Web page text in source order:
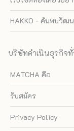
HAKKO - ค้นพบวัฒ
บริษัทดำเนินธุรกิจทั่
MATCHA คือ
รับสมัคร
Privacy Policy